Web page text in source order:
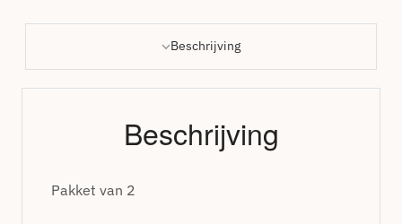
Beschrijving
Beschrijving
Pakket van 2